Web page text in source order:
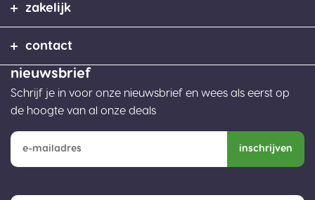
nieuwsbrief
Schrijf je in voor onze nieuwsbrief en wees als eerst op
de hoogte van al onze deals
inschrijven
zakelijk
contact